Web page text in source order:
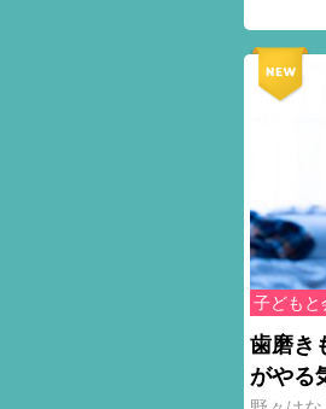
子どもと
歯磨き
がやる